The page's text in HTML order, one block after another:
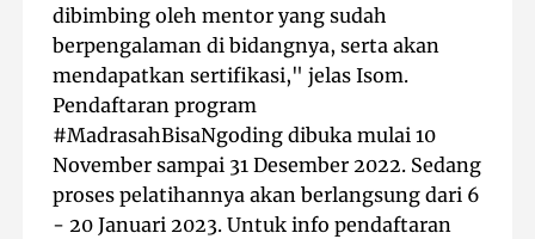
dibimbing oleh mentor yang sudah
berpengalaman di bidangnya, serta akan
mendapatkan sertifikasi," jelas Isom.
Pendaftaran program
#MadrasahBisaNgoding dibuka mulai 10
November sampai 31 Desember 2022. Sedang
proses pelatihannya akan berlangsung dari 6
- 20 Januari 2023. Untuk info pendaftaran